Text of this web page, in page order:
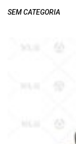
SEM CATEGORIA